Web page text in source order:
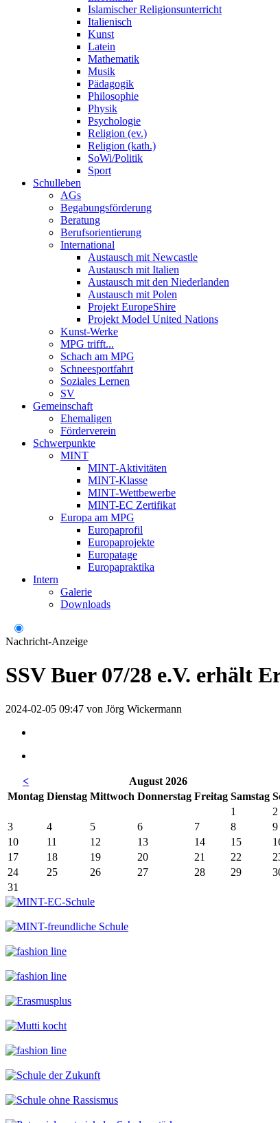
Islamischer Religionsunterricht
Italienisch
Kunst
Latein
Mathematik
Musik
Pädagogik
Philosophie
Physik
Psychologie
Religion (ev.)
Religion (kath.)
SoWi/Politik
Sport
Schulleben
AGs
Begabungsförderung
Beratung
Berufsorientierung
International
Austausch mit Newcastle
Austausch mit Italien
Austausch mit den Niederlanden
Austausch mit Polen
Projekt EuropeShire
Projekt Model United Nations
Kunst-Werke
MPG trifft...
Schach am MPG
Schneesportfahrt
Soziales Lernen
SV
Gemeinschaft
Ehemaligen
Förderverein
Schwerpunkte
MINT
MINT-Aktivitäten
MINT-Klasse
MINT-Wettbewerbe
MINT-EC Zertifikat
Europa am MPG
Europaprofil
Europaprojekte
Europatage
Europapraktika
Intern
Galerie
Downloads
Nachricht-Anzeige
SSV Buer 07/28 e.V. erhält
2024-02-05 09:47 von Jörg Wickermann
< August 2026
Montag Dienstag Mittwoch Donnerstag Freitag Samstag
1
2
3
4 5 6 7 8
9
10
11 12 13 14 15
17
18 19 20 21 22
24
25 26 27 28 29
31